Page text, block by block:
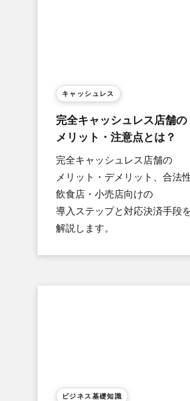
キャッシュレス
完全キ​ャッシュレス店舗の​
メリット・​注意点とは？
完全キ​ャッシュレス店舗の​
メリット・デメリット、​合法性
飲食店・​小売店向けの​
導入ステップと​対応決済手段
解説します。
ビジネス基礎知識